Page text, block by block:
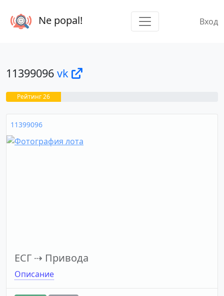
Ne popal! Вход
11399096 vk
Рейтинг 26
11399096
ЕСГ ⇢ Привода
Описание